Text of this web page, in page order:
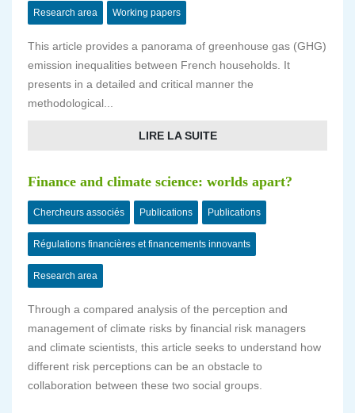
Research area Working papers
This article provides a panorama of greenhouse gas (GHG)
emission inequalities between French households. It
presents in a detailed and critical manner the
methodological...
LIRE LA SUITE
Finance and climate science: worlds apart?
Chercheurs associés Publications Publications
Régulations financières et financements innovants
Research area
Through a compared analysis of the perception and
management of climate risks by financial risk managers
and climate scientists, this article seeks to understand how
different risk perceptions can be an obstacle to
collaboration between these two social groups.